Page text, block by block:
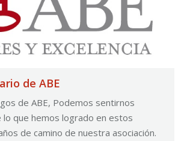
de ABE
de ABE, Podemos sentirnos
lo que hemos logrado en estos
de camino de nuestra asociación.